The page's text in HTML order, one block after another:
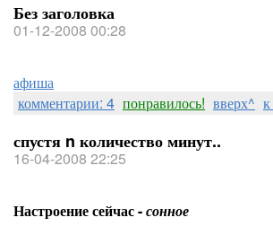
Без заголовка
01-12-2008 00:28
афиша
комментарии: 4 понравилось! вверх^
спустя n количество минут..
16-04-2008 22:25
Настроение сейчас -сонное